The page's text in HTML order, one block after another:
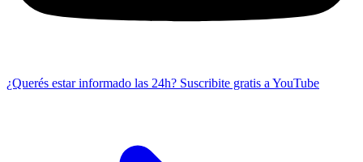
¿Querés estar informado las 24h? Suscribite gratis a YouTube